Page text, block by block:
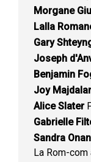
Morgane
Lalla
Gary
Joseph
Benjamin
Joy
Alice Slater
Gabrielle
Sandra
La Rom-